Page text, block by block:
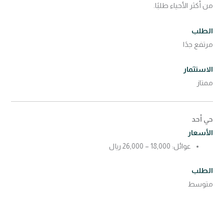
من أكثر الأحياء طلبًا.
الطلب
مرتفع جدًا
الاستثمار
ممتاز
حي أحد
الأسعار
عوائل: 18,000 – 26,000 ريال
الطلب
متوسط